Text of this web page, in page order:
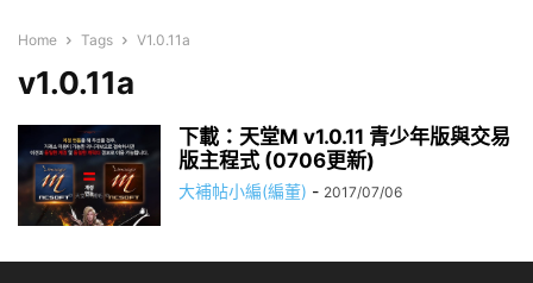
Home Tags V1.0.11a
v1.0.11a
下載：天堂M v1.0.11 青少年版與交易
版主程式 (0706更新)
大補帖小編(編董) - 2017/07/06